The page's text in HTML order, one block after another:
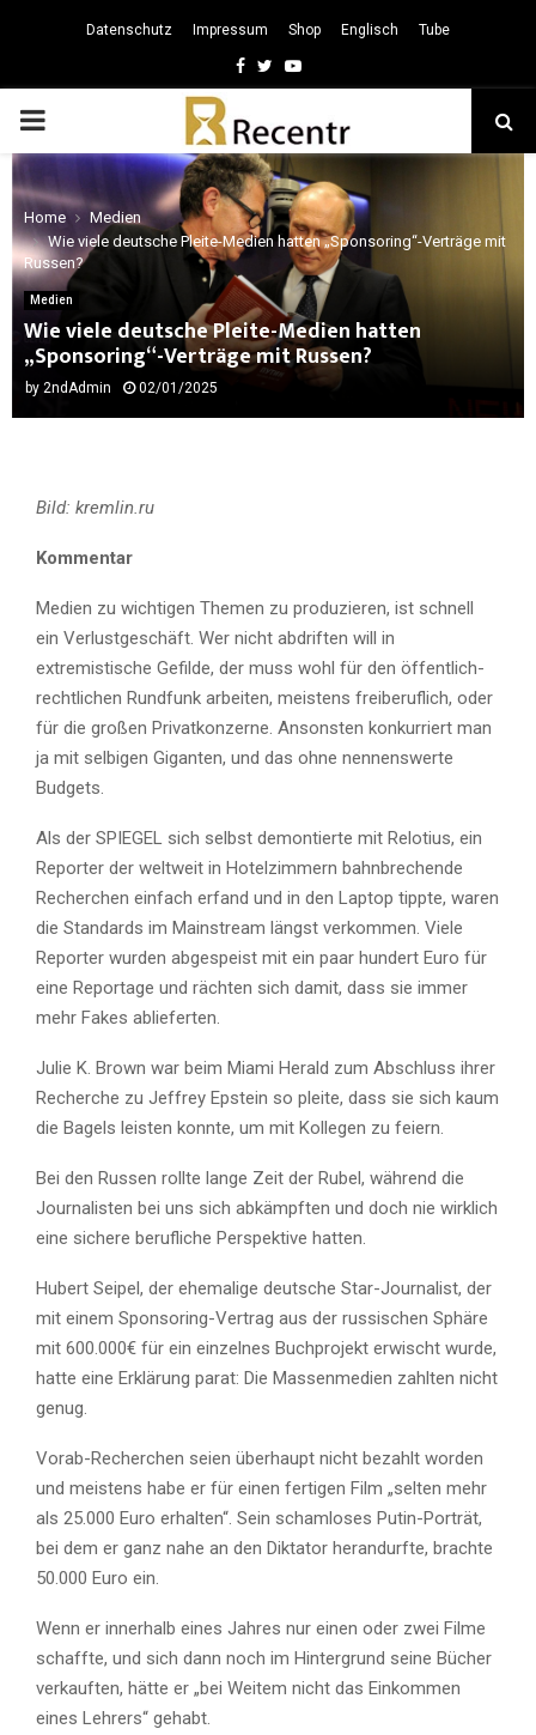
Datenschutz Impressum Shop Englisch Tube
Facebook
TwitterYoutube
PRIMARY
MENU
Home
Medien
Wie viele deutsche Pleite-Medien hatten „Sponsoring“-Verträge mit
Russen?
Medien
Wie viele deutsche Pleite-Medien hatten
„Sponsoring“-Verträge mit Russen?
by 2ndAdmin 02/01/2025
Bild: kremlin.ru
Kommentar
Medien zu wichtigen Themen zu produzieren, ist schnell
ein Verlustgeschäft. Wer nicht abdriften will in
extremistische Gefilde, der muss wohl für den öffentlich-
rechtlichen Rundfunk arbeiten, meistens freiberuflich, oder
für die großen Privatkonzerne. Ansonsten konkurriert man
ja mit selbigen Giganten, und das ohne nennenswerte
Budgets.
Als der SPIEGEL sich selbst demontierte mit Relotius, ein
Reporter der weltweit in Hotelzimmern bahnbrechende
Recherchen einfach erfand und in den Laptop tippte, waren
die Standards im Mainstream längst verkommen. Viele
Reporter wurden abgespeist mit ein paar hundert Euro für
eine Reportage und rächten sich damit, dass sie immer
mehr Fakes ablieferten.
Julie K. Brown war beim Miami Herald zum Abschluss ihrer
Recherche zu Jeffrey Epstein so pleite, dass sie sich kaum
die Bagels leisten konnte, um mit Kollegen zu feiern.
Bei den Russen rollte lange Zeit der Rubel, während die
Journalisten bei uns sich abkämpften und doch nie wirklich
eine sichere berufliche Perspektive hatten.
Hubert Seipel, der ehemalige deutsche Star-Journalist, der
mit einem Sponsoring-Vertrag aus der russischen Sphäre
mit 600.000€ für ein einzelnes Buchprojekt erwischt wurde,
hatte eine Erklärung parat: Die Massenmedien zahlten nicht
genug.
Vorab-Recherchen seien überhaupt nicht bezahlt worden
und meistens habe er für einen fertigen Film „selten mehr
als 25.000 Euro erhalten“. Sein schamloses Putin-Porträt,
bei dem er ganz nahe an den Diktator herandurfte, brachte
50.000 Euro ein.
Wenn er innerhalb eines Jahres nur einen oder zwei Filme
schaffte, und sich dann noch im Hintergrund seine Bücher
verkauften, hätte er „bei Weitem nicht das Einkommen
eines Lehrers“ gehabt.